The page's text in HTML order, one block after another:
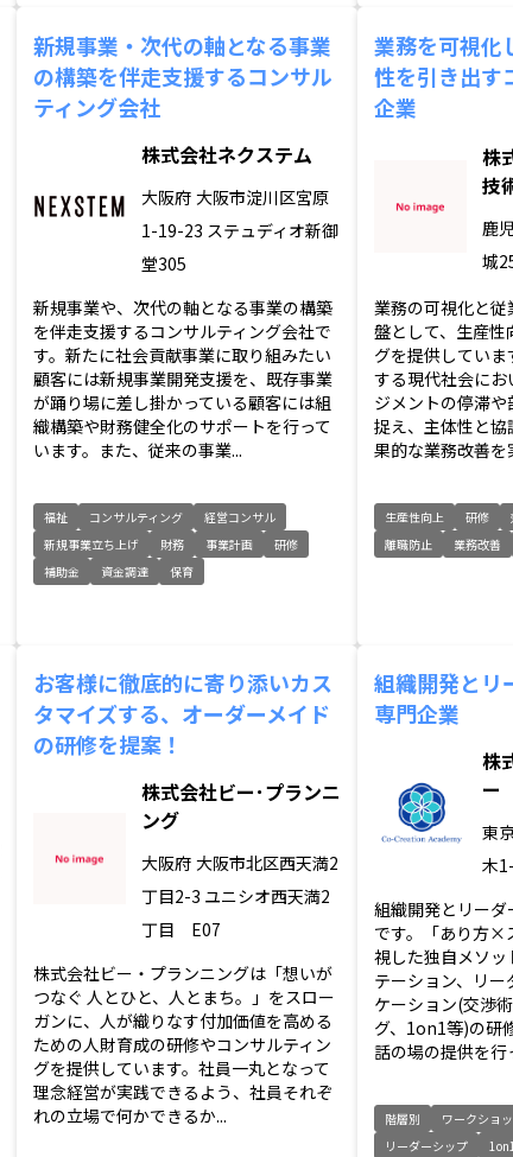
新規事業・次代の軸となる事業
の構築を伴走支援するコンサル
ティング会社
株式会社ネクステム
大阪府 大阪市淀川区宮原
1-19-23 ステュディオ新御
堂305
新規事業や、次代の軸となる事業の構築
を伴走支援するコンサルティング会社で
す。新たに社会貢献事業に取り組みたい
顧客には新規事業開発支援を、既存事業
が踊り場に差し掛かっている顧客には組
織構築や財務健全化のサポートを行って
います。また、従来の事業...
福祉 コンサルティング
経営コンサル
新規事業立ち上げ
財務 事業計画
研修
補助金
資金調達 保育
業務を可視化
性を引き出す
企業
株
技
鹿
城
業務の可視化と
盤として、生産性
グを提供してい
する現代社会にお
ジメントの停滞
捉え、主体性と
果的な業務改善を
生産性向上 研修
離職防止
業務改善
お客様に徹底的に寄り添いカス
タマイズする、オーダーメイド
の研修を提案！
株式会社ビー･プランニ
ング
大阪府 大阪市北区西天満2
丁目2-3 ユニシオ西天満2
丁目 E07
株式会社ビー・プランニングは「想いが
つなぐ 人とひと、人とまち。」をスロー
ガンに、人が織りなす付加価値を高める
ための人財育成の研修やコンサルティン
グを提供しています。社員一丸となって
理念経営が実践できるよう、社員それぞ
れの立場で何かできるか...
組織開発とリ
専門企業
株
ー
東
木
組織開発とリー
です。「あり方×
視した独自メソッ
テーション、リ
ケーション(交渉
グ、1on1等)の研
話の場の提供を行
階層別 ワークショ
リーダーシップ